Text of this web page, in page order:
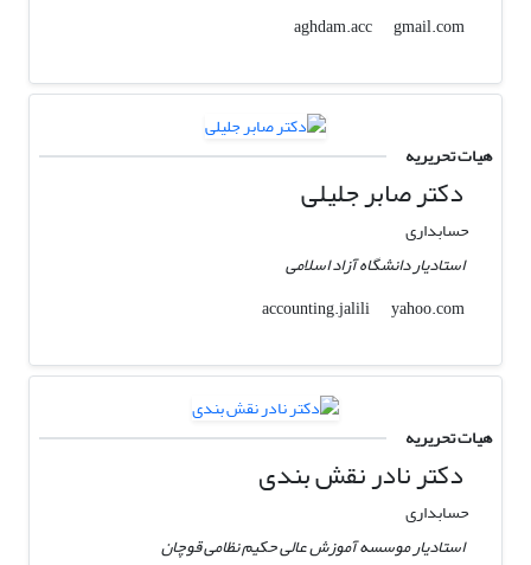
aghdam.acc
gmail.com
هیات تحریریه
دکتر صابر جلیلی
حسابداری
استادیار دانشگاه آزاد اسلامی
accounting.jalili
yahoo.com
هیات تحریریه
دکتر نادر نقش بندی
حسابداری
استادیار موسسه آموزش عالی حکیم نظامی قوچان